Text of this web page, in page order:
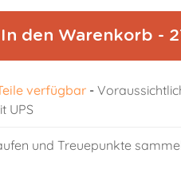
In den Warenkorb -
verfügbar-
UPS
und Treuepunkte